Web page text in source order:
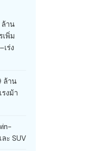
ล้าน
พิ่ม
เร่ง
ล้าน
งม้า
ะ SUV